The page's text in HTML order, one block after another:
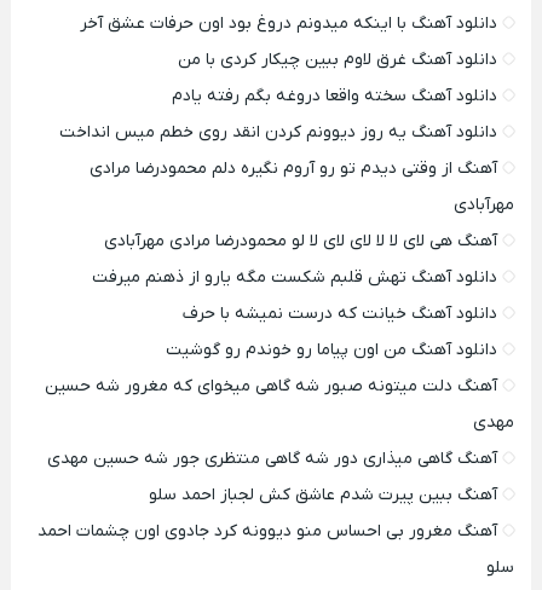
دانلود آهنگ با اینکه میدونم دروغ بود اون حرفات عشق آخر
دانلود آهنگ غرق لاوم ببین چیکار کردی با من
دانلود آهنگ سخته واقعا دروغه بگم رفته یادم
دانلود آهنگ یه روز دیوونم کردن انقد روی خطم میس انداخت
آهنگ از وقتی دیدم تو رو آروم نگیره دلم محمودرضا مرادی
مهرآبادی
آهنگ هی لای لا لا لای لای لا لو محمودرضا مرادی مهرآبادی
دانلود آهنگ تهش قلبم شکست مگه یارو از ذهنم میرفت
دانلود آهنگ خیانت که درست نمیشه با حرف
دانلود آهنگ من اون پیاما رو خوندم رو گوشیت
آهنگ دلت میتونه صبور شه گاهی میخوای که مغرور شه حسین
مهدی
آهنگ گاهی میذاری دور شه گاهی منتظری جور شه حسین مهدی
آهنگ ببین پیرت شدم عاشق کش لجباز احمد سلو
آهنگ مغرور بی احساس منو دیوونه کرد جادوی اون چشمات احمد
سلو